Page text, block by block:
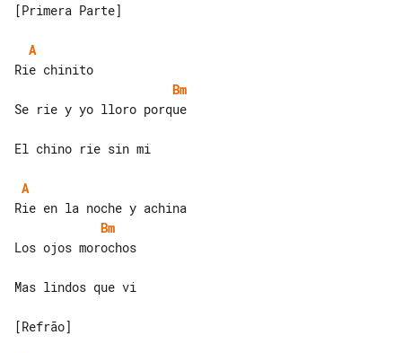
[Primera Parte]
A
Bm
Se rie y yo lloro porque
El chino rie sin mi
A
Bm
Los ojos morochos
Mas lindos que vi
[Refrão]